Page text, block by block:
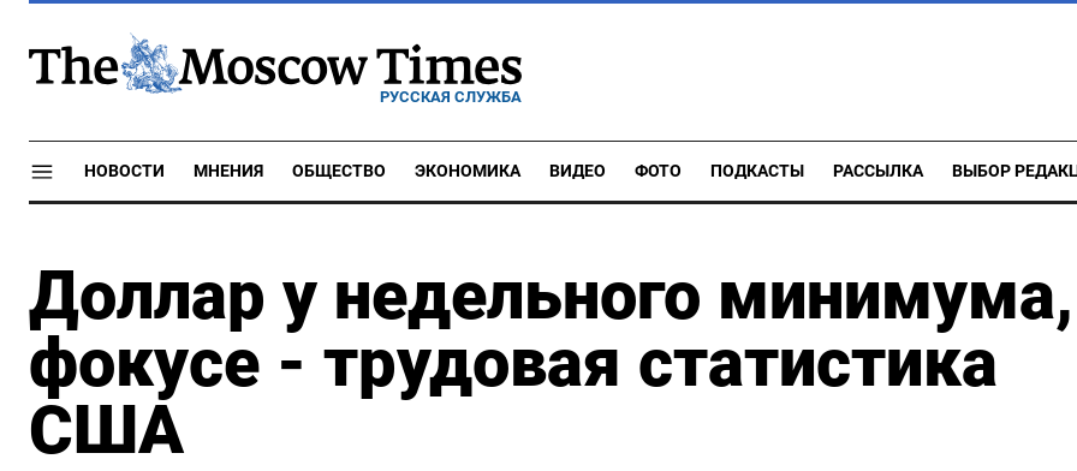
РУССКАЯ СЛУЖБА
НОВОСТИ МНЕНИЯ ОБЩЕСТВО ЭКОНОМИКА ВИДЕО ФОТО ПОДКАСТЫ РАССЫЛКА ВЫБОР
Доллар у недельного
фокусе - трудовая статистика
США